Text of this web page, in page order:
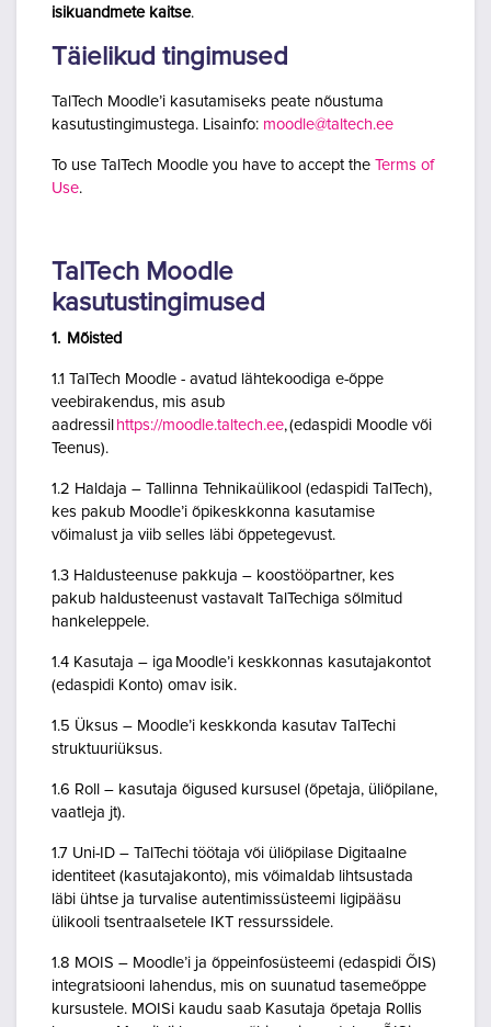
isikuandmete kaitse.
Täielikud tingimused
TalTech Moodle’i kasutamiseks peate nõustuma
kasutustingimustega. Lisainfo: moodle@taltech.ee
To use TalTech Moodle you have to accept the Terms of
Use.
TalTech Moodle
kasutustingimused
1. Mõisted
1.1 TalTech Moodle - avatud lähtekoodiga e-õppe
veebirakendus, mis asub
aadressil https://moodle.taltech.ee, (edaspidi Moodle või
Teenus).
1.2 Haldaja – Tallinna Tehnikaülikool (edaspidi TalTech),
kes pakub Moodle’i õpikeskkonna kasutamise
võimalust ja viib selles läbi õppetegevust.
1.3 Haldusteenuse pakkuja – koostööpartner, kes
pakub haldusteenust vastavalt TalTechiga sõlmitud
hankeleppele.
1.4 Kasutaja – iga Moodle’i keskkonnas kasutajakontot
(edaspidi Konto) omav isik.
1.5 Üksus – Moodle’i keskkonda kasutav TalTechi
struktuuriüksus.
1.6 Roll – kasutaja õigused kursusel (õpetaja, üliõpilane,
vaatleja jt).
1.7 Uni-ID – TalTechi töötaja või üliõpilase Digitaalne
identiteet (kasutajakonto), mis võimaldab lihtsustada
läbi ühtse ja turvalise autentimissüsteemi ligipääsu
ülikooli tsentraalsetele IKT ressurssidele.
1.8 MOIS – Moodle’i ja õppeinfosüsteemi (edaspidi ÕIS)
integratsiooni lahendus, mis on suunatud tasemeõppe
kursustele. MOISi kaudu saab Kasutaja õpetaja Rollis